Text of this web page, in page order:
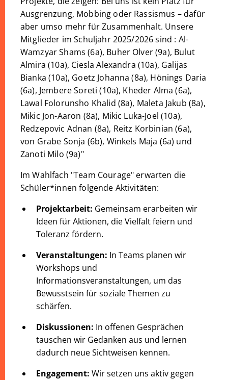
Ausgrenzung, Mobbing oder Rassismus – dafür
aber umso mehr für Zusammenhalt. Unsere
Mitglieder im Schuljahr 2025/2026 sind : Al-
Wamzyar Shams (6a), Buher Olver (9a), Bulut
Almira (10a), Ciesla Alexandra (10a), Galijas
Bianka (10a), Goetz Johanna (8a), Hönings Daria
(6a), Jembere Soreti (10a), Kheder Alma (6a),
Lawal Folorunsho Khalid (8a), Maleta Jakub (8a),
Mikic Jon-Aaron (8a), Mikic Luka-Joel (10a),
Redzepovic Adnan (8a), Reitz Korbinian (6a),
von Grabe Sonja (6b), Winkels Maja (6a) und
Zanoti Milo (9a)"
Im Wahlfach "Team Courage" erwarten die
Schüler*innen folgende Aktivitäten:
Projektarbeit: Gemeinsam erarbeiten wir
Ideen für Aktionen, die Vielfalt feiern und
Toleranz fördern.
Veranstaltungen: In Teams planen wir
Workshops und
Informationsveranstaltungen, um das
Bewusstsein für soziale Themen zu
schärfen.
Diskussionen: In offenen Gesprächen
tauschen wir Gedanken aus und lernen
dadurch neue Sichtweisen kennen.
Engagement: Wir setzen uns aktiv gegen